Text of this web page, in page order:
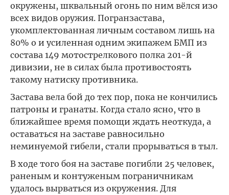
окружены, шквальный огонь по ним вёлся изо
всех видов оружия. Погранзастава,
укомплектованная личным составом лишь на
80% о и усиленная одним экипажем БМП из
состава 149 мотострелкового полка 201-й
дивизии, не в силах была противостоять
такому натиску противника.
Застава вела бой до тех пор, пока не кончились
патроны и гранаты. Когда стало ясно, что в
ближайшее время помощи ждать неоткуда, а
оставаться на заставе равносильно
неминуемой гибели, стали прорываться в тыл.
В ходе того боя на заставе погибли 25 человек,
раненым и контуженым пограничникам
удалось вырваться из окружения. Для